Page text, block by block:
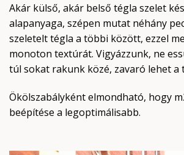
Akár külső, akár belső tégla szelet
alapanyaga, szépen mutat néhány
szeletelt tégla a többi között, ezzel
monoton textúrát. Vigyázzunk, ne
túl sokat rakunk közé, zavaró lehet a
Ökölszabályként elmondható, hogy
beépítése a legoptimálisabb.